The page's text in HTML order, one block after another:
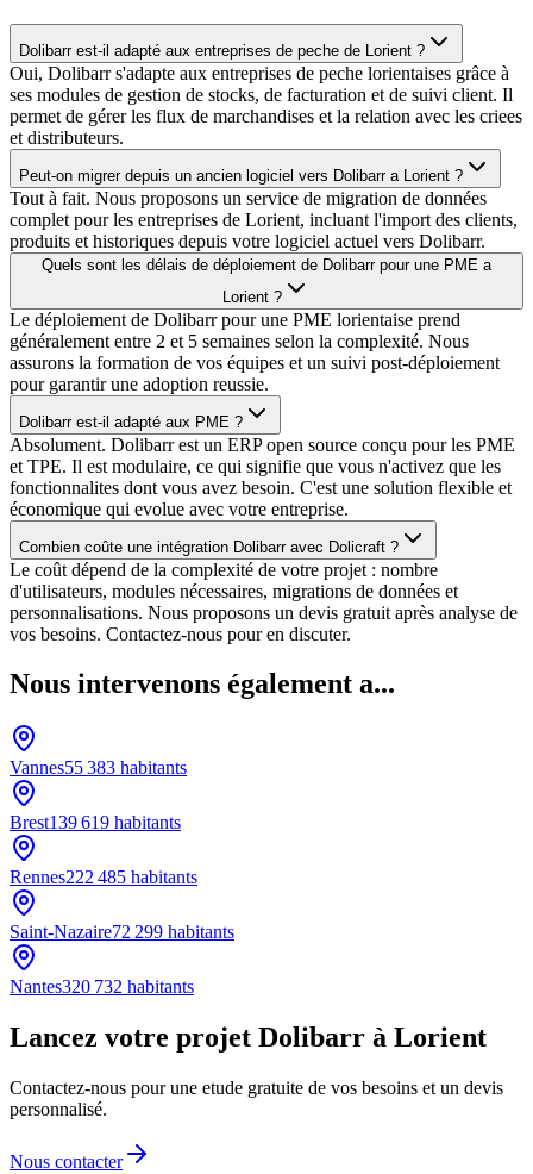
Dolibarr est-il adapté aux entreprises de peche de Lorient ?
Oui, Dolibarr s'adapte aux entreprises de peche lorientaises grâce à
ses modules de gestion de stocks, de facturation et de suivi client. Il
permet de gérer les flux de marchandises et la relation avec les criees
et distributeurs.
Peut-on migrer depuis un ancien logiciel vers Dolibarr a Lorient ?
Tout à fait. Nous proposons un service de migration de données
complet pour les entreprises de Lorient, incluant l'import des clients,
produits et historiques depuis votre logiciel actuel vers Dolibarr.
Quels sont les délais de déploiement de Dolibarr pour une PME a
Lorient ?
Le déploiement de Dolibarr pour une PME lorientaise prend
généralement entre 2 et 5 semaines selon la complexité. Nous
assurons la formation de vos équipes et un suivi post-déploiement
pour garantir une adoption reussie.
Dolibarr est-il adapté aux PME ?
Absolument. Dolibarr est un ERP open source conçu pour les PME
et TPE. Il est modulaire, ce qui signifie que vous n'activez que les
fonctionnalites dont vous avez besoin. C'est une solution flexible et
économique qui evolue avec votre entreprise.
Combien coûte une intégration Dolibarr avec Dolicraft ?
Le coût dépend de la complexité de votre projet : nombre
d'utilisateurs, modules nécessaires, migrations de données et
personnalisations. Nous proposons un devis gratuit après analyse de
vos besoins. Contactez-nous pour en discuter.
Nous intervenons également a...
Vannes55 383 habitants
Brest139 619 habitants
Rennes222 485 habitants
Saint-Nazaire72 299 habitants
Nantes320 732 habitants
Lancez votre projet Dolibarr à Lorient
Contactez-nous pour une etude gratuite de vos besoins et un devis
personnalisé.
Nous contacter